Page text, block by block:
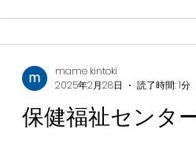
保健福祉センタ
mame kintoki
2025年2月28日
読了時間: 1分